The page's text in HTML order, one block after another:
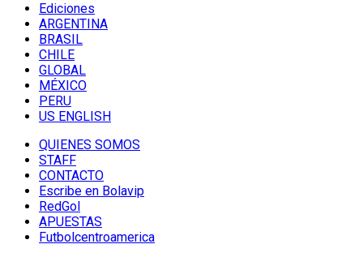
Ediciones
ARGENTINA
BRASIL
CHILE
GLOBAL
MÉXICO
PERU
US ENGLISH
QUIENES SOMOS
STAFF
CONTACTO
Escribe en Bolavip
RedGol
APUESTAS
Futbolcentroamerica